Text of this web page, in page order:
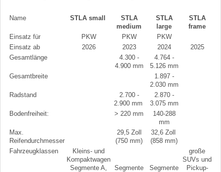
Name STLA small
STLA
medium
STLA
large
STLA
frame
Einsatz für
PKW PKW
PKW
Einsatz ab
2026 2023 2024
2025
Gesamtlänge
4.300 -
4.900 mm
4.764 -
5.126 mm
Gesamtbreite
1.897 -
2.030 mm
Radstand
2.700 -
2.900 mm
2.870 -
3.075 mm
Bodenfreiheit:
> 220 mm
140-288
mm
Max.
Reifendurchmesser
29,5 Zoll
(750 mm)
32,6 Zoll
(858 mm)
Fahrzeugklassen
Kleins- und
Kompaktwagen
Segmente A,
Segmente
Segmente
große
SUVs und
Pickup-